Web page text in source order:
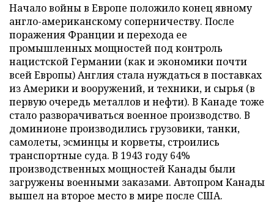
Начало войны в Европе положило конец явному
англо-американскому соперничеству. После
поражения Франции и перехода ее
промышленных мощностей под контроль
нацистской Германии (как и экономики почти
всей Европы) Англия стала нуждаться в поставках
из Америки и вооружений, и техники, и сырья (в
первую очередь металлов и нефти). В Канаде тоже
стало разворачиваться военное производство. В
доминионе производились грузовики, танки,
самолеты, эсминцы и корветы, строились
транспортные суда. В 1943 году 64%
производственных мощностей Канады были
загружены военными заказами. Автопром Канады
вышел на второе место в мире после США.